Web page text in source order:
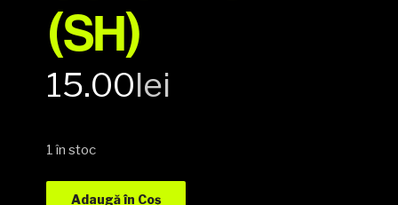
(SH)
15.00lei
1 în stoc
Adaugă în Coș